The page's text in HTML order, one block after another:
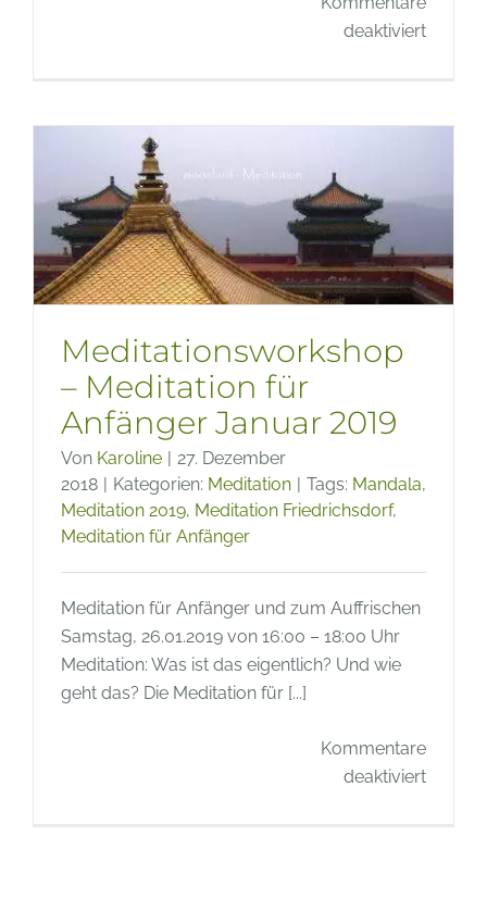
deaktiviertfür
2019
Meditationsworkshop
– Meditation für
Anfänger Januar 2019
Von Karoline | 27. Dezember
2018 | Kategorien: Meditation | Tags: Mandala,
Meditation 2019, Meditation Friedrichsdorf,
Meditation für Anfänger
Meditation für Anfänger und zum Auffrischen
Samstag, 26.01.2019 von 16:00 – 18:00 Uhr
Meditation: Was ist das eigentlich? Und wie
geht das? Die Meditation für [...]
Kommentare
deaktiviertfür